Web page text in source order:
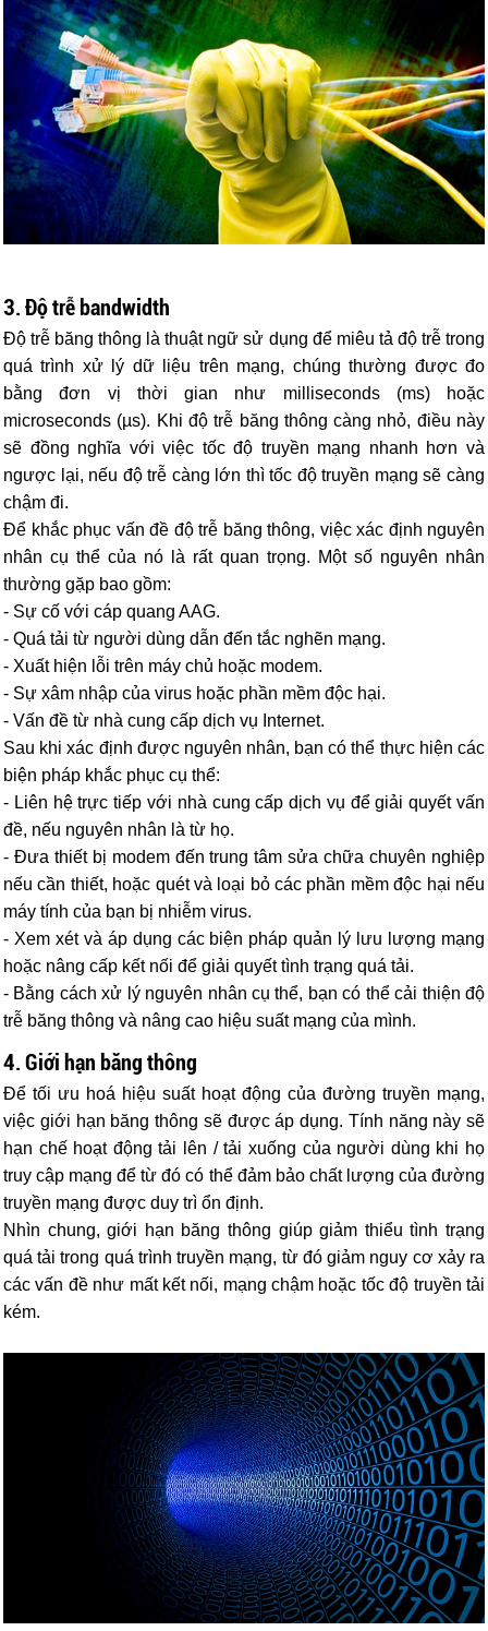
3. Độ trễ bandwidth
Độ trễ băng thông là thuật ngữ sử dụng để miêu tả độ trễ trong
quá trình xử lý dữ liệu trên mạng, chúng thường được đo
bằng đơn vị thời gian như milliseconds (ms) hoặc
microseconds (µs). Khi độ trễ băng thông càng nhỏ, điều này
sẽ đồng nghĩa với việc tốc độ truyền mạng nhanh hơn và
ngược lại, nếu độ trễ càng lớn thì tốc độ truyền mạng sẽ càng
chậm đi.
Để khắc phục vấn đề độ trễ băng thông, việc xác định nguyên
nhân cụ thể của nó là rất quan trọng. Một số nguyên nhân
thường gặp bao gồm:
- Sự cố với cáp quang AAG.
- Quá tải từ người dùng dẫn đến tắc nghẽn mạng.
- Xuất hiện lỗi trên máy chủ hoặc modem.
- Sự xâm nhập của virus hoặc phần mềm độc hại.
- Vấn đề từ nhà cung cấp dịch vụ Internet.
Sau khi xác định được nguyên nhân, bạn có thể thực hiện các
biện pháp khắc phục cụ thể:
- Liên hệ trực tiếp với nhà cung cấp dịch vụ để giải quyết vấn
đề, nếu nguyên nhân là từ họ.
- Đưa thiết bị modem đến trung tâm sửa chữa chuyên nghiệp
nếu cần thiết, hoặc quét và loại bỏ các phần mềm độc hại nếu
máy tính của bạn bị nhiễm virus.
- Xem xét và áp dụng các biện pháp quản lý lưu lượng mạng
hoặc nâng cấp kết nối để giải quyết tình trạng quá tải.
- Bằng cách xử lý nguyên nhân cụ thể, bạn có thể cải thiện độ
trễ băng thông và nâng cao hiệu suất mạng của mình.
4. Giới hạn băng thông
Để tối ưu hoá hiệu suất hoạt động của đường truyền mạng,
việc giới hạn băng thông sẽ được áp dụng. Tính năng này sẽ
hạn chế hoạt động tải lên / tải xuống của người dùng khi họ
truy cập mạng để từ đó có thể đảm bảo chất lượng của đường
truyền mạng được duy trì ổn định.
Nhìn chung, giới hạn băng thông giúp giảm thiểu tình trạng
quá tải trong quá trình truyền mạng, từ đó giảm nguy cơ xảy ra
các vấn đề như mất kết nối, mạng chậm hoặc tốc độ truyền tải
kém.